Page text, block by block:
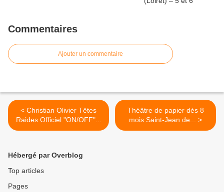
Commentaires
Ajouter un commentaire
< Christian Olivier Têtes
Raides Officiel "ON/OFF"...
Théâtre de papier dès 8
mois Saint-Jean de... >
Hébergé par Overblog
Top articles
Pages